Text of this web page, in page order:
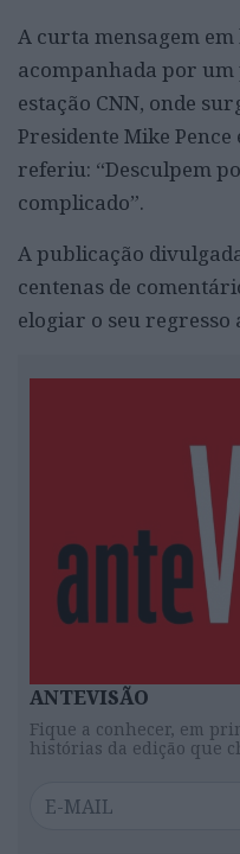
A curta mensagem
acompanhada por um
estação CNN, onde
Presidente Mike
referiu: “Desculpem
complicado”.
A publicação
centenas de
elogiar o seu regresso
ANTEVISÃO
Fique a conhecer, em
histórias da edição que